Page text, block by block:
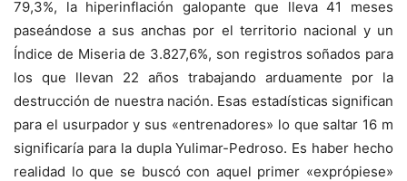
79,3%, la hiperinflación galopante que lleva 41 meses
paseándose a sus anchas por el territorio nacional y un
Índice de Miseria de 3.827,6%, son registros soñados para
los que llevan 22 años trabajando arduamente por la
destrucción de nuestra nación. Esas estadísticas significan
para el usurpador y sus «entrenadores» lo que saltar 16 m
significaría para la dupla Yulimar-Pedroso. Es haber hecho
realidad lo que se buscó con aquel primer «exprópiese»